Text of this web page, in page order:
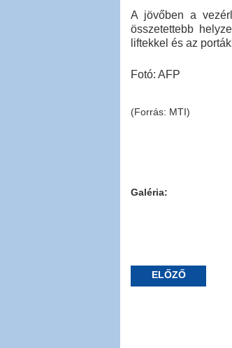
A jövőben a
összetettebb
liftekkel és az
Fotó: AFP
(Forrás: MTI)
Galéria:
ELŐZŐ